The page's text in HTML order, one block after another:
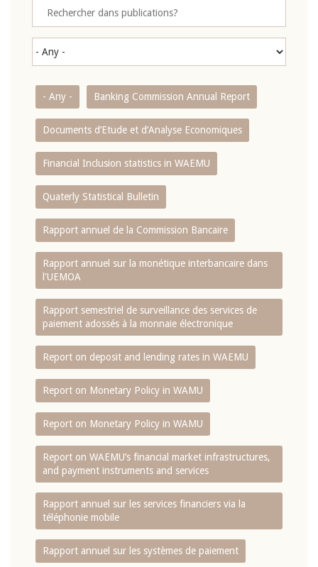
- Any - Banking Commission Annual Report
Documents d’Etude et d’Analyse Economiques
Financial Inclusion statistics in WAEMU
Quaterly Statistical Bulletin
Rapport annuel de la Commission Bancaire
Rapport annuel sur la monétique interbancaire dans
l'UEMOA
Rapport semestriel de surveillance des services de
paiement adossés à la monnaie électronique
Report on deposit and lending rates in WAEMU
Report on Monetary Policy in WAMU
Report on Monetary Policy in WAMU
Report on WAEMU’s financial market infrastructures,
and payment instruments and services
Rapport annuel sur les services financiers via la
téléphonie mobile
Rapport annuel sur les systèmes de paiement